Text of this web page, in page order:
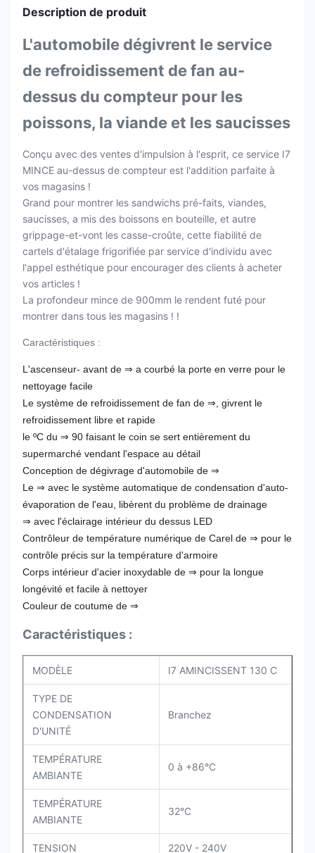
Description de produit
L'automobile dégivrent le service
de refroidissement de fan au-
dessus du compteur pour les
poissons, la viande et les saucisses
Conçu avec des ventes d'impulsion à l'esprit, ce service I7
MINCE au-dessus de compteur est l'addition parfaite à
vos magasins !
Grand pour montrer les sandwichs pré-faits, viandes,
saucisses, a mis des boissons en bouteille, et autre
grippage-et-vont les casse-croûte, cette fiabilité de
cartels d'étalage frigorifiée par service d'individu avec
l'appel esthétique pour encourager des clients à acheter
vos articles !
La profondeur mince de 900mm le rendent futé pour
montrer dans tous les magasins ! !
Caractéristiques :
L'ascenseur- avant de ⇒ a courbé la porte en verre pour le
nettoyage facile
Le système de refroidissement de fan de ⇒, givrent le
refroidissement libre et rapide
le ºC du ⇒ 90 faisant le coin se sert entièrement du
supermarché vendant l'espace au détail
Conception de dégivrage d'automobile de ⇒
Le ⇒ avec le système automatique de condensation d'auto-
évaporation de l'eau, libèrent du problème de drainage
⇒ avec l'éclairage intérieur du dessus LED
Contrôleur de température numérique de Carel de ⇒ pour le
contrôle précis sur la température d'armoire
Corps intérieur d'acier inoxydable de ⇒ pour la longue
longévité et facile à nettoyer
Couleur de coutume de ⇒
Caractéristiques :
MODÈLE I7 AMINCISSENT 130 C
TYPE DE
CONDENSATION
D'UNITÉ
Branchez
TEMPÉRATURE
AMBIANTE
0 à +86°C
TEMPÉRATURE
AMBIANTE
32°C
TENSION 220V - 240V